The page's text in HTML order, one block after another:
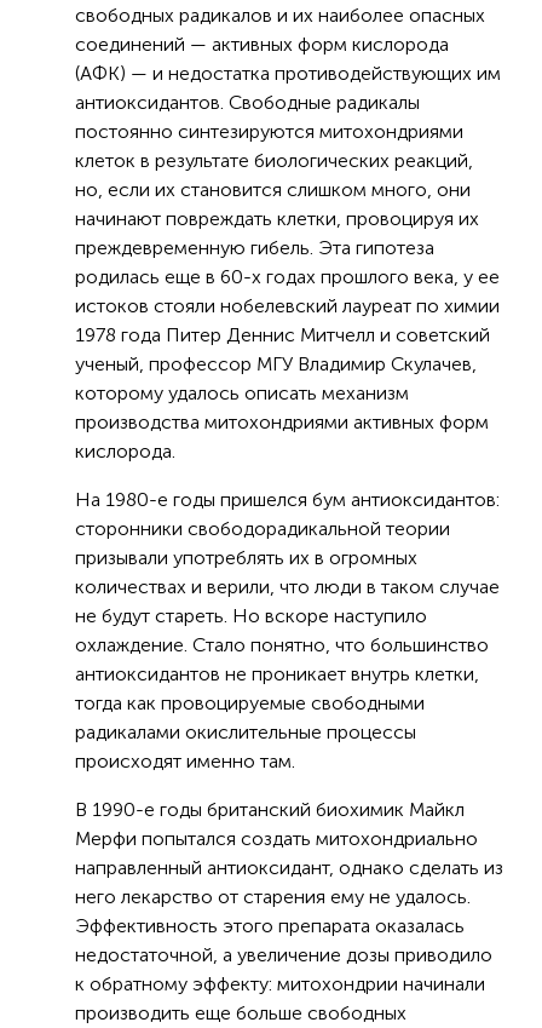
свободных радикалов и их наиболее опасных
соединений — активных форм кислорода
(АФК) — и недостатка противодействующих им
антиоксидантов. Свободные радикалы
постоянно синтезируются митохондриями
клеток в результате биологических реакций,
но, если их становится слишком много, они
начинают повреждать клетки, провоцируя их
преждевременную гибель. Эта гипотеза
родилась еще в 60-х годах прошлого века, у ее
истоков стояли нобелевский лауреат по химии
1978 года Питер Деннис Митчелл и советский
ученый, профессор МГУ Владимир Скулачев,
которому удалось описать механизм
производства митохондриями активных форм
кислорода.
На 1980-е годы пришелся бум антиоксидантов:
сторонники свободорадикальной теории
призывали употреблять их в огромных
количествах и верили, что люди в таком случае
не будут стареть. Но вскоре наступило
охлаждение. Стало понятно, что большинство
антиоксидантов не проникает внутрь клетки,
тогда как провоцируемые свободными
радикалами окислительные процессы
происходят именно там.
В 1990-е годы британский биохимик Майкл
Мерфи попытался создать митохондриально
направленный антиоксидант, однако сделать из
него лекарство от старения ему не удалось.
Эффективность этого препарата оказалась
недостаточной, а увеличение дозы приводило
к обратному эффекту: митохондрии начинали
производить еще больше свободных